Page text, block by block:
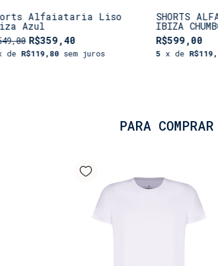
Alfaiataria Liso
Azul
R$359,40
de R$119,80 sem juros
SHORTS
IBIZA
R$599,00
5 x de
PARA